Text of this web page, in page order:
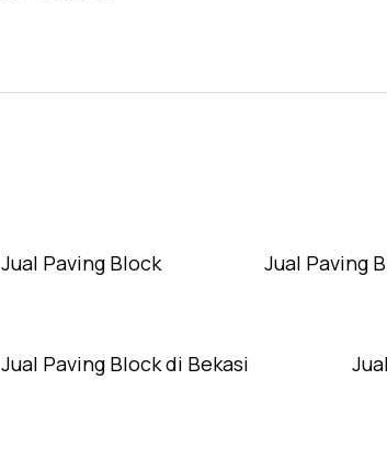
Jual Paving Block Jual Paving
Jual Paving Block di Bekasi